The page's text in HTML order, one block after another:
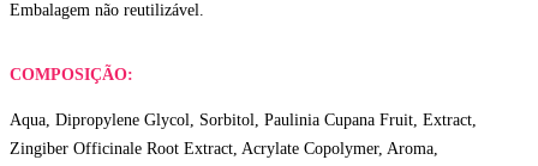
Embalagem não reutilizável.
COMPOSIÇÃO:
Aqua, Dipropylene Glycol, Sorbitol, Paulinia Cupana Fruit, Extract,
Zingiber Officinale Root Extract, Acrylate Copolymer, Aroma,